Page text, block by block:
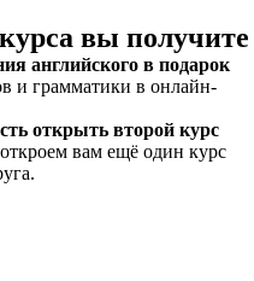
вы получите
английского в подарок
и грамматики в онлайн-
открыть второй курс
вам ещё один курс